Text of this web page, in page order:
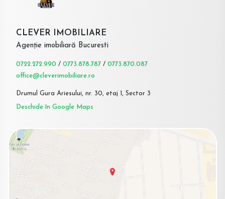
CLEVER IMOBILIARE
Agenție imobiliară Bucuresti
0722.272.990 / 0773.878.787 / 0773.870.087
office@cleverimobiliare.ro
Drumul Gura Ariesului, nr. 30, etaj 1, Sector 3
Deschide în Google Maps